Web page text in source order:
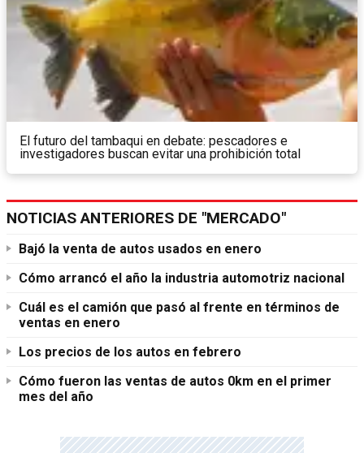
El futuro del tambaqui en debate: pescadores e
investigadores buscan evitar una prohibición total
NOTICIAS ANTERIORES DE "MERCADO"
Bajó la venta de autos usados en enero
Cómo arrancó el año la industria automotriz nacional
Cuál es el camión que pasó al frente en términos de
ventas en enero
Los precios de los autos en febrero
Cómo fueron las ventas de autos 0km en el primer
mes del año